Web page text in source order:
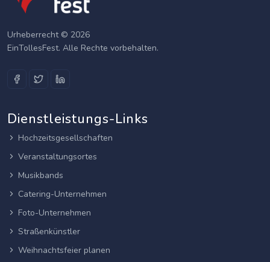
Urheberrecht © 2026
EinTollesFest. Alle Rechte vorbehalten.
Dienstleistungs-Links
Hochzeitsgesellschaften
Veranstaltungsortes
Musikbands
Catering-Unternehmen
Foto-Unternehmen
Straßenkünstler
Weihnachtsfeier planen